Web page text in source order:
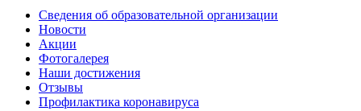
Сведения об образовательной организации
Новости
Акции
Фотогалерея
Наши достижения
Отзывы
Профилактика коронавируса